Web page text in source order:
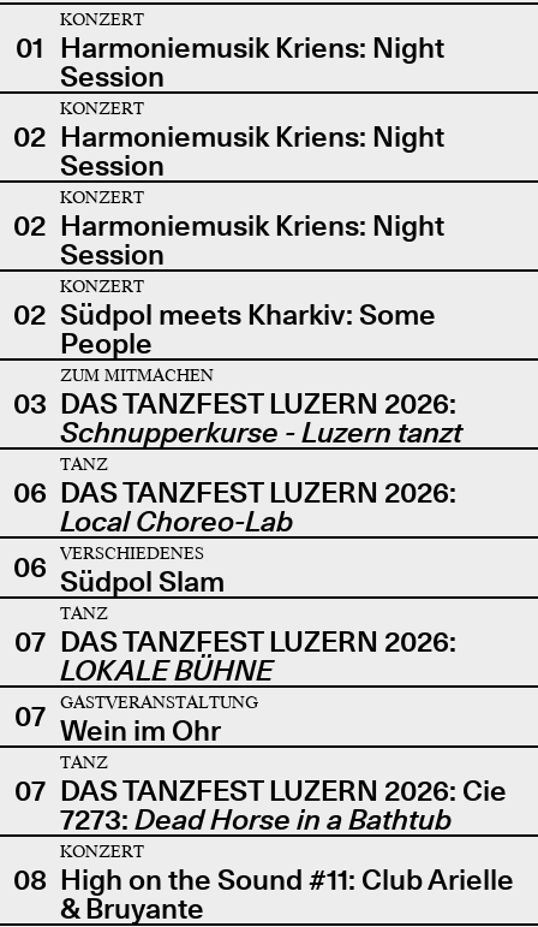
01
KONZERT
Harmoniemusik Kriens: Night
Session
02
KONZERT
Harmoniemusik Kriens: Night
Session
02
KONZERT
Harmoniemusik Kriens: Night
Session
02
KONZERT
Südpol meets Kharkiv: Some
People
03
ZUM MITMACHEN
DAS TANZFEST LUZERN 2026:
Schnupperkurse - Luzern tanzt
06
TANZ
DAS TANZFEST LUZERN 2026:
Local Choreo-Lab
06
VERSCHIEDENES
Südpol Slam
07
TANZ
DAS TANZFEST LUZERN 2026:
LOKALE BÜHNE
07
GASTVERANSTALTUNG
Wein im Ohr
07
TANZ
DAS TANZFEST LUZERN 2026: Cie
7273: Dead Horse in a Bathtub
08
KONZERT
High on the Sound #11: Club Arielle
& Bruyante